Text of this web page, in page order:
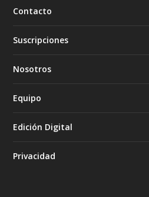
Contacto
Suscripciones
Nosotros
Equipo
Edición Digital
Privacidad